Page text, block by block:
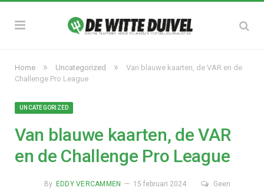
Home » Uncategorized »
Van blauwe kaarten, de VAR en de
Challenge Pro League
UNCATEGORIZED
Van blauwe kaarten, de VAR
en de Challenge Pro League
By EDDY VERCAMMEN 15 februari 2024
Geen